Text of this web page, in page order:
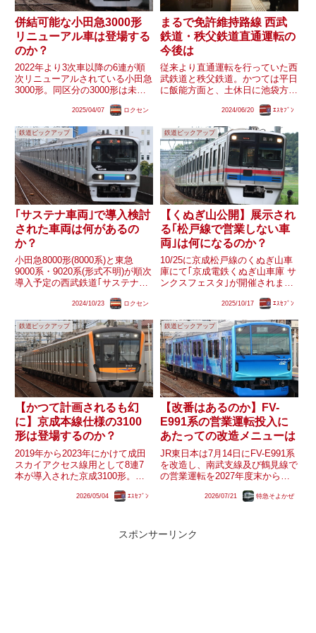
併結可能な小田急3000形
リニューアル車は登場する
のか？
2022年より3次車以降の6連が順
次リニューアルされている小田急
3000形。同区分の3000形は未更
れることもありますが、リニュー
アル車は電連が撤去され、単独使
用専用となっています。このまま
同じ仕様でリニュー...
2025/04/07 ロクセン
まるで免許維持路線 西武
鉄道・秩父鉄道直通運転の
今後は
従来より直通運転を行っていた西
武鉄道と秩父鉄道。かつては平日
に飯能方面と、土休日に池袋方面
現在は土休日ダイヤのみ往復合わ
せ4本の列車が極わずかに直通運
転を行っているのみとなり、また
西武鉄道と秩父鉄道の連絡線は
基...
2024/06/20 ｴｽｾﾌﾞﾝ
鉄道ピックアップ
｢サステナ車両｣で導入検討
された車両は何があるの
か？
小田急8000形(8000系)と東急
9000系・9020系(形式不明)が順次
導入予定の西武鉄道｢サステナ車
った時点では｢無塗装車体の
忠実史実に導入となった小田急
8000形はそ...
2024/10/23 ロクセン
鉄道ピックアップ
【くぬぎ山公開】展示され
る｢松戸線で営業しない車
両｣は何になるのか？
10/25に京成松戸線のくぬぎ山車
庫にて｢京成電鉄くぬぎ山車庫 サ
ンクスフェスタ｣が開催されま
は｢松戸線で営業していない車両
その車両は何になるのでしょう
か？
2025/10/17 ｴｽｾﾌﾞﾝ
鉄道ピックアップ
【かつて計画されるも幻
に】京成本線仕様の3100
形は登場するのか？
2019年から2023年にかけて成田
スカイアクセス線用として8連7
本が導入された京成3100形。同
取組計画書にて2024年度に6連2
2026/05/04 ｴｽｾﾌﾞﾝ
鉄道ピックアップ
【改番はあるのか】FV-
E991系の営業運転投入に
あたっての改造メニューは
JR東日本は7月14日にFV-E991系
を改造し、南武支線及び鶴見線で
の営業運転を2027年度末から開
EV-E301系をベースにしており、
が、改造メニュー...
2026/07/21 特急そよかぜ
スポンサーリンク